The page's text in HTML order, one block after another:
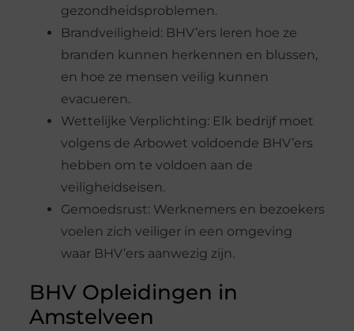
gezondheidsproblemen.
Brandveiligheid: BHV’ers leren hoe ze
branden kunnen herkennen en blussen,
en hoe ze mensen veilig kunnen
evacueren.
Wettelijke Verplichting: Elk bedrijf moet
volgens de Arbowet voldoende BHV’ers
hebben om te voldoen aan de
veiligheidseisen.
Gemoedsrust: Werknemers en bezoekers
voelen zich veiliger in een omgeving
waar BHV’ers aanwezig zijn.
BHV Opleidingen in
Amstelveen